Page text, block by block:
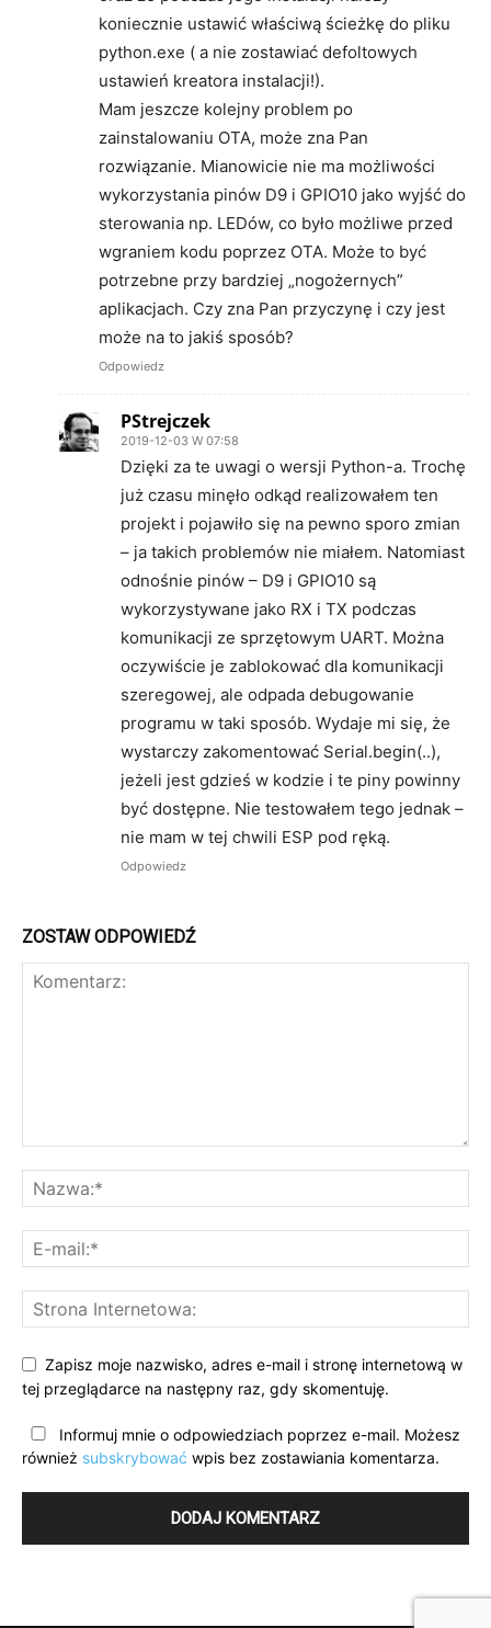
koniecznie ustawić właściwą ścieżkę do pliku
python.exe ( a nie zostawiać defoltowych
ustawień kreatora instalacji!).
Mam jeszcze kolejny problem po
zainstalowaniu OTA, może zna Pan
rozwiązanie. Mianowicie nie ma możliwości
wykorzystania pinów D9 i GPIO10 jako wyjść do
sterowania np. LEDów, co było możliwe przed
wgraniem kodu poprzez OTA. Może to być
potrzebne przy bardziej „nogożernych”
aplikacjach. Czy zna Pan przyczynę i czy jest
może na to jakiś sposób?
Odpowiedz
PStrejczek
2019-12-03 W 07:58
Dzięki za te uwagi o wersji Python-a. Trochę
już czasu minęło odkąd realizowałem ten
projekt i pojawiło się na pewno sporo zmian
– ja takich problemów nie miałem. Natomiast
odnośnie pinów – D9 i GPIO10 są
wykorzystywane jako RX i TX podczas
komunikacji ze sprzętowym UART. Można
oczywiście je zablokować dla komunikacji
szeregowej, ale odpada debugowanie
programu w taki sposób. Wydaje mi się, że
wystarczy zakomentować Serial.begin(..),
jeżeli jest gdzieś w kodzie i te piny powinny
być dostępne. Nie testowałem tego jednak –
nie mam w tej chwili ESP pod ręką.
Odpowiedz
ZOSTAW ODPOWIEDŹ
Zapisz moje nazwisko, adres e-mail i stronę internetową w
tej przeglądarce na następny raz, gdy skomentuję.
Informuj mnie o odpowiedziach poprzez e-mail. Możesz
również subskrybować wpis bez zostawiania komentarza.